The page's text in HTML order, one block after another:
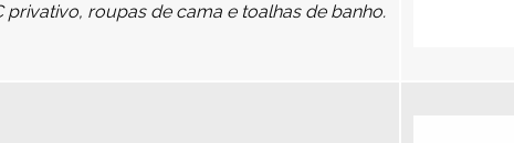
roupas de cama e toalhas de banho.